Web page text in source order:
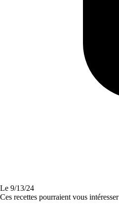
Le 9/13/24
Ces recettes pourraient vous intéresser